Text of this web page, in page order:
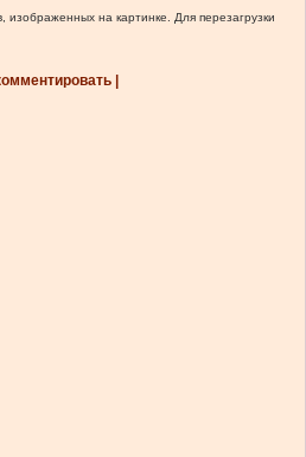
изображенных на картинке. Для перезагрузки
|